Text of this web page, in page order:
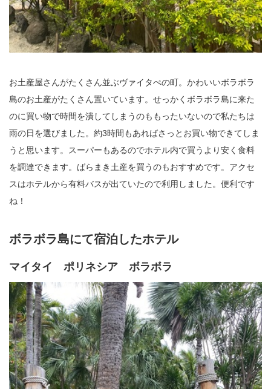
お土産屋さんがたくさん並ぶヴァイタぺの町。かわいいボラボラ
島のお土産がたくさん置いています。せっかくボラボラ島に来た
のに買い物で時間を潰してしまうのももったいないので私たちは
雨の日を選びました。約3時間もあればさっとお買い物できてしま
うと思います。スーパーもあるのでホテル内で買うより安く食料
を調達できます。ばらまき土産を買うのもおすすめです。アクセ
スはホテルから有料バスが出ていたので利用しました。便利です
ね！
ボラボラ島にて宿泊したホテル
マイタイ ポリネシア ボラボラ